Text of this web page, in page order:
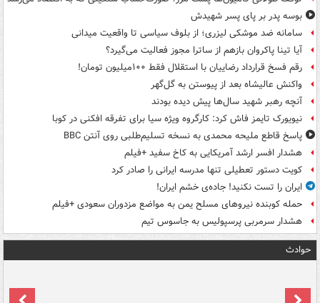
بوسه‌ پدر بر پای پسر شهیدش
سامانه ضد موشکی لیزری؛ از بلوف سیاسی تا واقعیت میدانی
آیا تینا پاکروان بازهم از ساترا مجوز فعالیت می‌گیرد؟
رقم فسخ قرارداد رضاییان با استقلال فقط ۱۰۰میلیون تومان!
واکنش عالیشاه بعد از پیوستن به گل‌گهر
آنچه رهبر شهید سال‌ها پیش دیده بودند
نیویورک تایمز فاش کرد: کارگروه ویژه سیا برای تفرقه افکنی در کوبا
پاسخ قاطع ملیحه محمدی به نسخه تسلیم‌طلبی روی آنتن BBC
هشدار افسر ارشد آمریکایی به کاخ سفید +فیلم
کویت دستور تعطیلی تنها مدرسه ایرانی را صادر کرد
ایران را تست نکنید! جاده‌ی خشم ایران!
حمله کوبنده نیروهای مسلح یمن به مواضع مزدوران سعودی +فیلم
هشدار سرمربی پرسپولیس به جاسوس تیم
حوادث